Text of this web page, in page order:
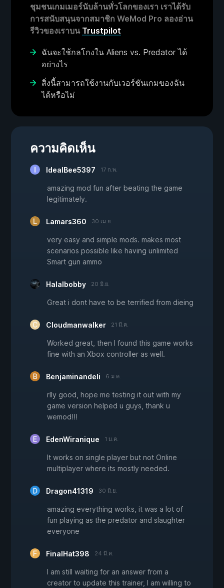
ชุมชนเกมเมอร์นับล้านทั่วโลกของเรา เราได้รับ
การสนับสนุนจากสมาชิก WeMod Pro ลองอ่าน
รีวิวของเราบน Trustpilot
ฉันจะใช้กลโกงใน Aliens vs. Predator ได้
อย่างไร
สิ่งนี้สามารถใช้งานกับเวอร์ชันเกมของฉัน
ได้หรือไม่
ความคิดเห็น
IdealBee5397 17 ก.พ.
amazing mod fun after beating the game
legitimately.
Lamars360 30 เม.ย.
very easy and simple mods. makes most
scenarios possible like having unlimited
Smart gun ammo
Halalbobby 20 มิ.ย.
Great i dont have to be terrified from dieing
Cloudmanwalker 21 มี.ค.
Worked great, then I found this game works
fine with an Xbox controller as well.
Benjaminandeli 6 ม.ค.
rlly good, hope me testing it out with my
game version helped u guys, thank u
wemod!!!
EdenWiranique 1 ม.ค.
It works on single player but not Online
multiplayer where its mostly needed.
Dragon41319 30 มิ.ย.
amazing everything works, it was a lot of
fun playing as the predator and slaughter
everyone
FinalHat398 24 มี.ค.
I am still waiting for an answer from a
creator to update this trainer, I am willing to